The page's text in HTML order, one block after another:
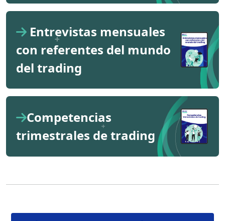
Entrevistas mensuales
con referentes del mundo
del trading
Competencias
trimestrales de trading